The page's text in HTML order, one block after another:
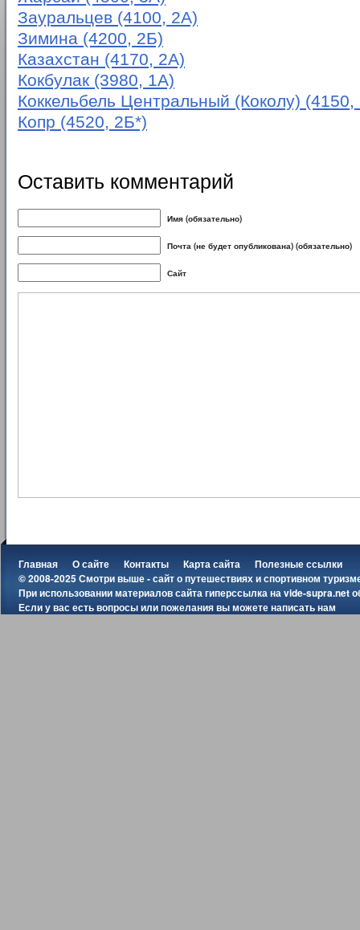
Зауральцев (4100, 2А)
Зимина (4200, 2Б)
Казахстан (4170, 2А)
Кокбулак (3980, 1А)
Коккельбель Центральный (Коколу)
Копр (4520, 2Б*)
Оставить комментарий
Имя (обязательно)
Почта (не будет опубликована) (обязательно)
Сайт
Главная О сайте Контакты Карта сайта
Полезные ссылки
© 2008-2025 Смотри выше - сайт о путешествиях и спортивном
При использовании материалов сайта гиперссылка наvide-supra.net
Если у вас есть вопросы или пожелания вы можетенаписать нам